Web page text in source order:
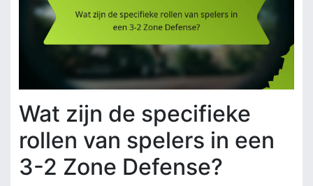
Wat zijn de specifieke
rollen van spelers in een
3-2 Zone Defense?